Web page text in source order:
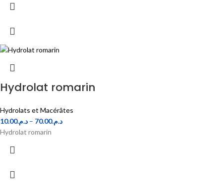
Hydrolat romarin
Hydrolats et Macérâtes
د.م.10.00 – د.م.70.00
Hydrolat romarin